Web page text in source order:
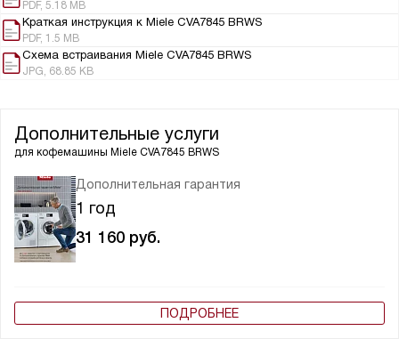
PDF, 5.18 MB
Краткая инструкция к Miele CVA7845 BRWS
PDF, 1.5 MB
Схема встраивания Miele CVA7845 BRWS
JPG, 68.85 KB
Дополнительные услуги
для кофемашины Miele CVA7845 BRWS
Дополнительная гарантия
1 год
31 160 руб.
ПОДРОБНЕЕ